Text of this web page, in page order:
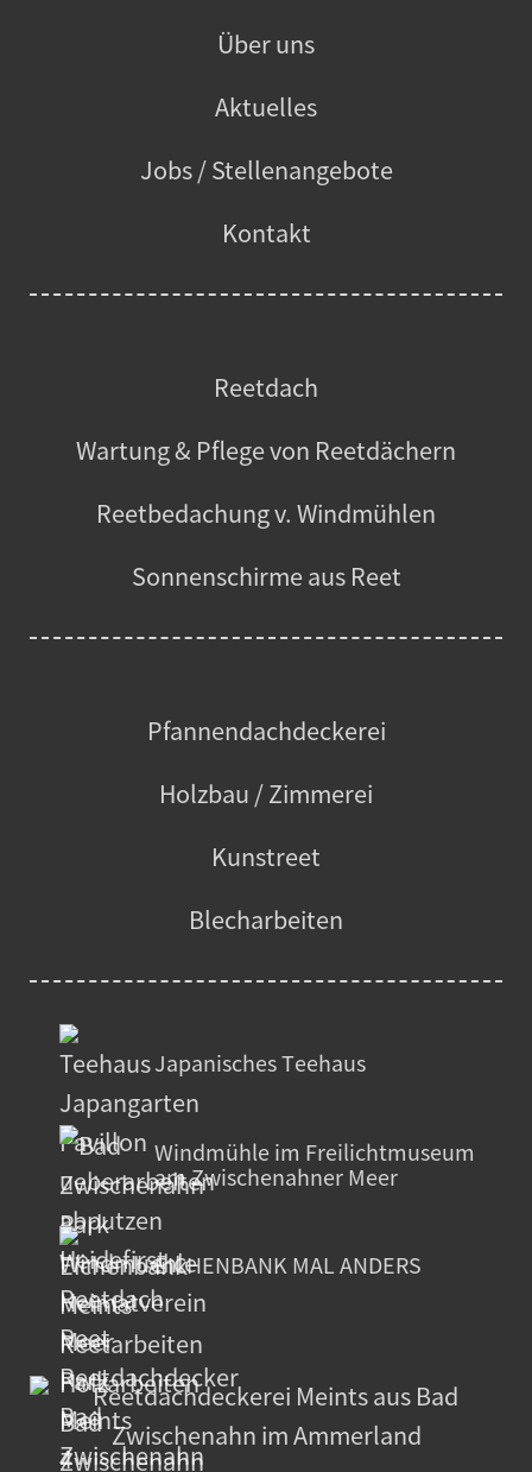
Über uns
Aktuelles
Jobs / Stellenangebote
Kontakt
Reetdach
Wartung & Pflege von Reetdächern
Reetbedachung v. Windmühlen
Sonnenschirme aus Reet
Pfannendachdeckerei
Holzbau / Zimmerei
Kunstreet
Blecharbeiten
Japanisches Teehaus
Windmühle im Freilichtmuseum
am Zwischenahner Meer
EICHENBANK MAL ANDERS